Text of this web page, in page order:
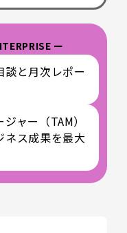
ー
と月次レポー
ャー（TAM）
ネス成果を最大